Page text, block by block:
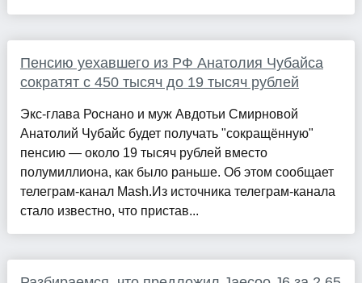
Пенсию уехавшего из РФ Анатолия Чубайса
сократят с 450 тысяч до 19 тысяч рублей
Экс-глава Роснано и муж Авдотьи Смирновой
Анатолий Чубайс будет получать "сокращённую"
пенсию — около 19 тысяч рублей вместо
полумиллиона, как было раньше. Об этом сообщает
телеграм-канал Mash.Из источника телеграм-канала
стало известно, что пристав...